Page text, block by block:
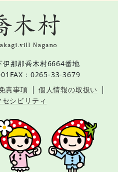
伊那郡喬木村6664番地
FAX：0265-33-3679
責事項
個人情報の取扱い
シビリティ